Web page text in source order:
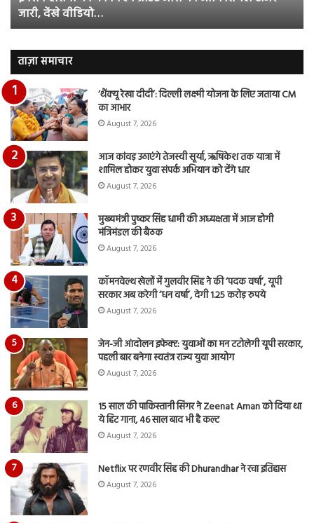
टीजर
जारी,
वीडियो…
जारी, देंखे वीडियो…
ताज़ा समाचार
‘थैंक्यू रेखा दीदी’: दिल्ली लक्ष्मी योजना के लिए जताया CM
का आभार
August 7, 2026
आज कांवड़ उठाएंगे तेजस्वी सूर्या, ऋषिकेश तक यात्रा में
शामिल होकर युवा संपर्क अभियान को देंगे धार
August 7, 2026
मुख्यमंत्री पुष्कर सिंह धामी की अध्यक्षता में आज होगी
मंत्रिमंडल की बैठक
August 7, 2026
कॉमनवेल्थ खेलों में गुलवीर सिंह ने की ‘पदक वर्षा’, यूपी
सरकार अब करेगी ‘धन वर्षा’, देगी 1.25 करोड़ रुपये
August 7, 2026
जेन-जी आंदोलन इफेक्ट: युवाओं का मन टटोलेगी यूपी सरकार,
पहली बार बनेगा स्वतंत्र राज्य युवा आयोग
August 7, 2026
15 साल की पाकिस्तानी सिंगर ने Zeenat Aman को दिया था
ये हिट गाना, 46 साल बाद भी है कल्ट
August 7, 2026
Netflix पर रणवीर सिंह की Dhurandhar ने रचा इतिहास
August 7, 2026